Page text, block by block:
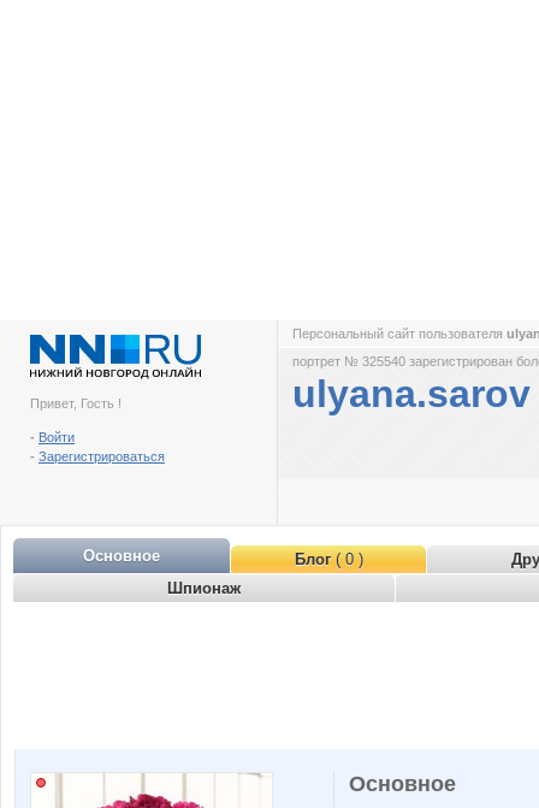
Привет, Гость !
- Войти
- Зарегистрироваться
Персональный сайт пользователя
портрет № 325540 зарегистрирован
ulyana.sarov
Основное Блог( 0 )
Шпионаж
Основное